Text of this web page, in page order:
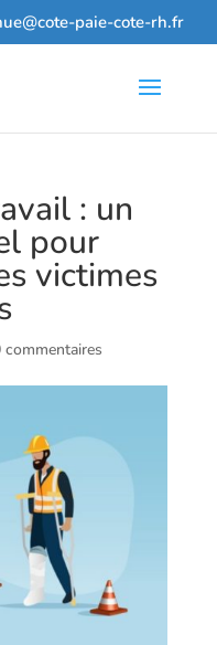
paie-cote-rh.fr
: un
pour
victimes
commentaires